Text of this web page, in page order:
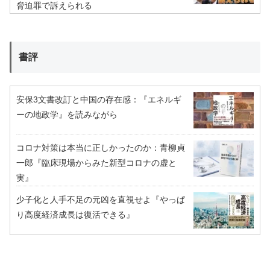
脅迫罪で訴えられる
書評
安保3文書改訂と中国の存在感：『エネルギ
ーの地政学』を読みながら
コロナ対策は本当に正しかったのか：青柳貞
一郎『臨床現場からみた新型コロナの虚と
実』
少子化と人手不足の元凶を直視せよ『やっぱ
り高度経済成長は復活できる』